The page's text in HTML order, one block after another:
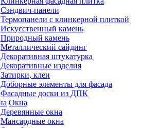
Сэндвич-панели
Термопанели с клинкерной плиткой
Искусственный камень
Природный камень
Металлический сайдинг
Декоративная штукатурка
Декоративные изделия
Затирки, клеи
Доборные элементы для фасада
Фасадные доски из ДПК
Окна
Деревянные окна
Мансардные окна